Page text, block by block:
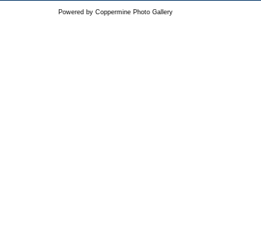
Powered by Coppermine Photo Gallery